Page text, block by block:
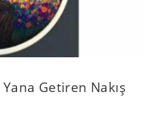
Yana Getiren Nakış